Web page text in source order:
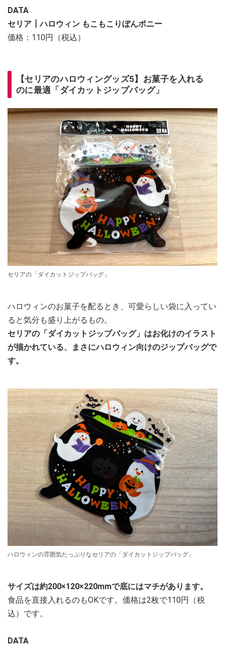
DATA
セリア┃ハロウィン もこもこりぼんポニー
価格：110円（税込）
【セリアのハロウィングッズ5】お菓子を入れる
のに最適「ダイカットジップバッグ」
セリアの「ダイカットジップバッグ」
ハロウィンのお菓子を配るとき、可愛らしい袋に入ってい
ると気分も盛り上がるもの。
セリアの「ダイカットジップバッグ」はお化けのイラスト
が描かれている、まさにハロウィン向けのジップバッグで
す。
ハロウィンの雰囲気たっぷりなセリアの「ダイカットジップバッグ」
サイズは約200×120×220mmで底にはマチがあります。
食品を直接入れるのもOKです。価格は2枚で110円（税
込）です。
DATA